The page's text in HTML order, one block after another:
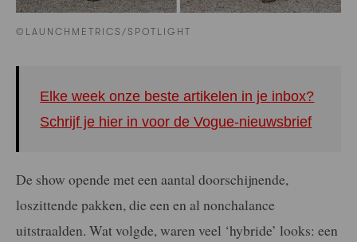
©LAUNCHMETRICS/SPOTLIGHT
Elke week onze beste artikelen in je inbox?
Schrijf je hier in voor de Vogue-nieuwsbrief
De show opende met een aantal doorschijnende,
loszittende pakken, die een en al nonchalance
uitstraalden. Wat volgde, waren veel ‘hybride’ looks: een